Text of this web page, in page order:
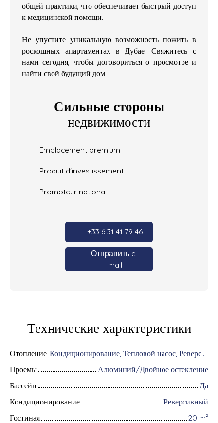
общей практики, что обеспечивает быстрый доступ
к медицинской помощи.
Не упустите уникальную возможность пожить в
роскошных апартаментах в Дубае. Свяжитесь с
нами сегодня, чтобы договориться о просмотре и
найти свой будущий дом.
Сильные стороны
недвижимости
Emplacement premium
Produit d'investissement
Promoteur national
+33 6 31 41 79 46
Отправить e-
mail
Технические характеристики
Отопление
Кондиционирование, Тепловой насос, Реверсивный/Индивидуальнoe
Проемы
Алюминий/Двойное остекление
Бассейн
Да
Кондиционирование
Реверсивный
Гостиная
20 m²